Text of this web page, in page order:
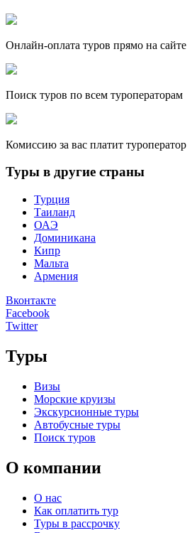
Онлайн-оплата туров прямо на сайте
Поиск туров по всем туроператорам
Комиссию за вас платит туроператор
Туры в другие страны
Турция
Таиланд
ОАЭ
Доминикана
Кипр
Мальта
Армения
Вконтакте
Facebook
Twitter
Туры
Визы
Морские круизы
Экскурсионные туры
Автобусные туры
Поиск туров
О компании
О нас
Как оплатить тур
Туры в рассрочку